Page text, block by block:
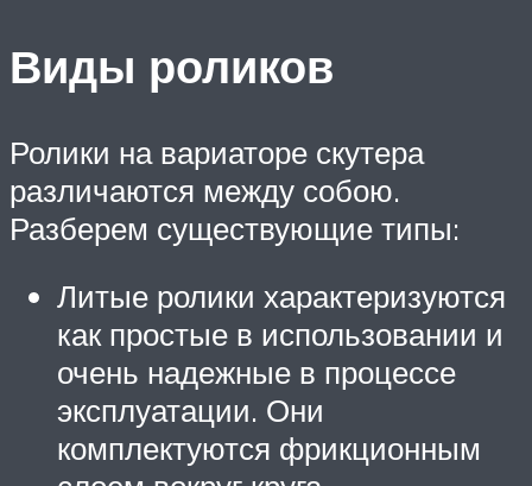
Виды роликов
Ролики на вариаторе скутера
различаются между собою.
Разберем существующие типы:
Литые ролики характеризуются
как простые в использовании и
очень надежные в процессе
эксплуатации. Они
комплектуются фрикционным